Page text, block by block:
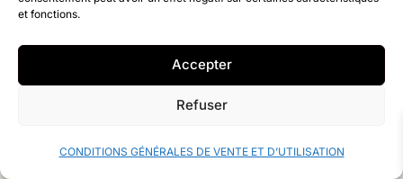
et fonctions.
Accepter
Refuser
CONDITIONS GÉNÉRALES DE VENTE ET D’UTILISATION
entretien approprié pour maintenir sa douceur,
détaillé sur la façon de prendre soin de vos
pièces en fausse fourrure :
Conseil